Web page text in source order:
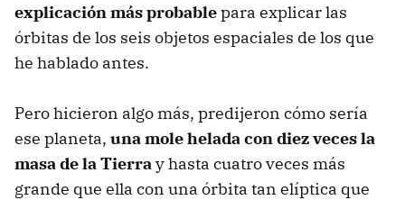
explicación más probablepara explicar las
órbitas de los seis objetos espaciales de los que
he hablado antes.
Pero hicieron algo más, predijeron cómo sería
ese planeta, una mole helada con diez veces la
masa de la Tierray hasta cuatro veces más
grande que ella con una órbita tan elíptica que